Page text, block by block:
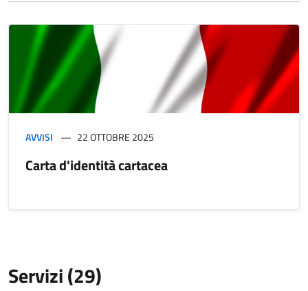
AVVISI 22 OTTOBRE 2025
Carta d'identità cartacea
Servizi (29)